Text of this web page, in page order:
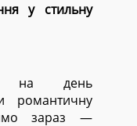
у стильну
на день
романтичну
зараз —